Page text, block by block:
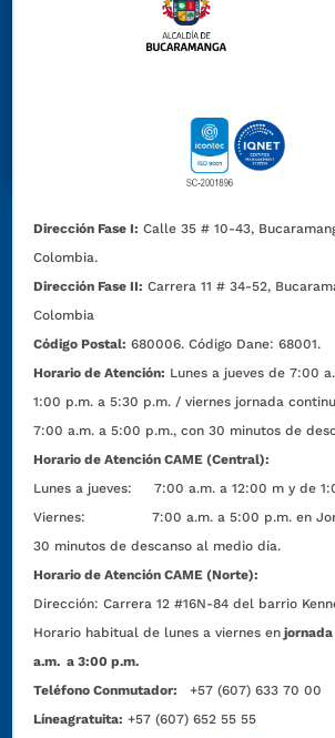
Dirección Fase I: Calle 35 # 10-43,
Colombia.
Dirección Fase II: Carrera 11 # 34-52,
Colombia
Código Postal: 680006. Código Dane: 68001.
Horario de Atención: Lunes a jueves de 7:00
1:00 p.m. a 5:30 p.m. / viernes jornada
7:00 a.m. a 5:00 p.m., con 30 minutos de
Horario de Atención CAME (Central):
Lunes a jueves: 7:00 a.m. a 12:00 m y de
Viernes: 7:00 a.m. a 5:00 p.m. en
30 minutos de descanso al medio día.
Horario de Atención CAME (Norte):
Dirección:Carrera 12 #16N-84 del barrio
Horario habitual de lunes a viernes en
a.m. a 3:00 p.m.
Teléfono Conmutador:
+57 (607) 633 70 00
Líneagratuita: +57 (607) 652 55 55